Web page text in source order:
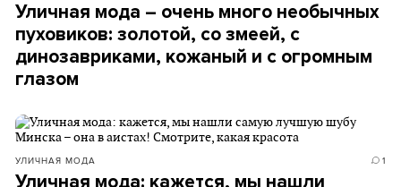
Уличная мода – очень много необычных
пуховиков: золотой, со змеей, с
динозавриками, кожаный и с огромным
глазом
УЛИЧНАЯ МОДА 1
Уличная мода: кажется, мы нашли